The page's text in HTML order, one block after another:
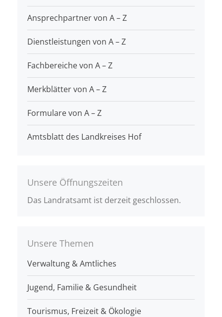
Ansprechpartner von A – Z
Dienstleistungen von A – Z
Fachbereiche von A – Z
Merkblätter von A – Z
Formulare von A – Z
Amtsblatt des Landkreises Hof
Unsere Öffnungszeiten
Das Landratsamt ist derzeit geschlossen.
Unsere Themen
Verwaltung & Amtliches
Jugend, Familie & Gesundheit
Tourismus, Freizeit & Ökologie